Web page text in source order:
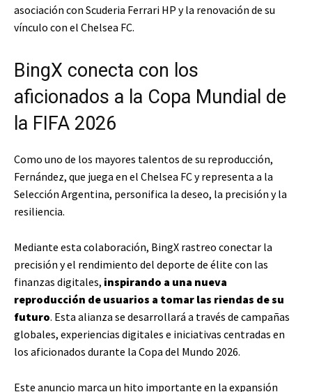
asociación con Scuderia Ferrari HP y la renovación de su
vínculo con el Chelsea FC.
BingX conecta con los
aficionados a la Copa Mundial de
la FIFA 2026
Como uno de los mayores talentos de su reproducción,
Fernández, que juega en el Chelsea FC y representa a la
Selección Argentina, personifica la deseo, la precisión y la
resiliencia.
Mediante esta colaboración, BingX rastreo conectar la
precisión y el rendimiento del deporte de élite con las
finanzas digitales, inspirando a una nueva
reproducción de usuarios a tomar las riendas de su
futuro. Esta alianza se desarrollará a través de campañas
globales, experiencias digitales e iniciativas centradas en
los aficionados durante la Copa del Mundo 2026.
Este anuncio marca un hito importante en la expansión